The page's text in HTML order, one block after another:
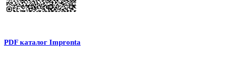
PDF каталог Impronta